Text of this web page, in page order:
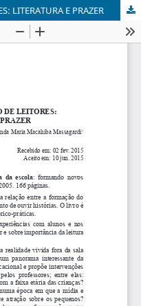
LITERATURA E PRAZER